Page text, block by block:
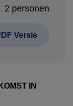
dé
soorten
– en misschien
2 personen
Versie
IN